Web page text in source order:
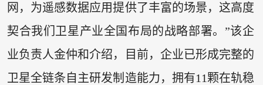
网，为遥感数据应用提供了丰富的场景，这高度
契合我们卫星产业全国布局的战略部署。”该企
业负责人金仲和介绍，目前，企业已形成完整的
卫星全链条自主研发制造能力，拥有11颗在轨稳